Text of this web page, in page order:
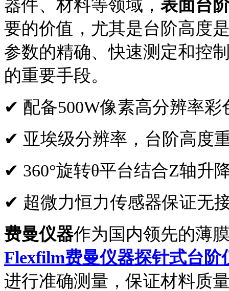
器件、材料等领域， 表面台
要的价值，尤其是台阶高度
参数的精确、快速测定和控
的重要手段。
✔ 配备500W像素高分辨率彩
✔ 亚埃级分辨率，台阶高度
✔ 360°旋转θ平台结合Z轴升
✔ 超微力恒力传感器保证无
费曼仪器作为国内领先的薄
Flexfilm费曼仪器探针式台阶
进行准确测量，保证材料质